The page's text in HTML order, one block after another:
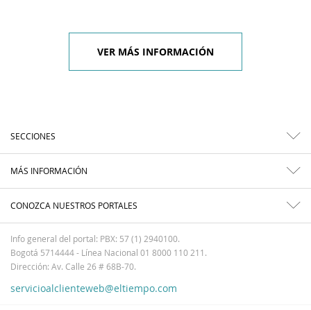
VER MÁS INFORMACIÓN
SECCIONES
MÁS INFORMACIÓN
CONOZCA NUESTROS PORTALES
Info general del portal: PBX: 57 (1) 2940100.
Bogotá 5714444 - Línea Nacional 01 8000 110 211.
Dirección: Av. Calle 26 # 68B-70.
servicioalclienteweb@eltiempo.com